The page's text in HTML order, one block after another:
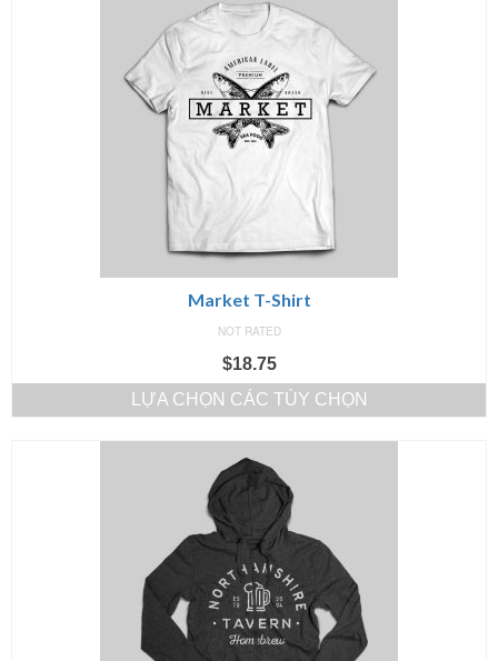
Market T-Shirt
NOT RATED
$18.75
LỰA CHỌN CÁC TÙY CHỌN